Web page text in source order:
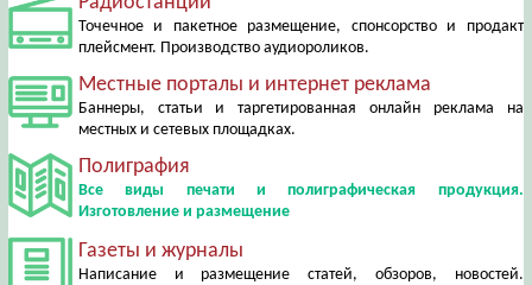
Точечное и пакетное размещение, спонсорство и продакт
плейсмент. Производство аудиороликов.
Местные порталы и интернет реклама
Баннеры, статьи и таргетированная онлайн реклама на
местных и сетевых площадках.
Полиграфия
Все виды печати и полиграфическая продукция.
Изготовление и размещение
Газеты и журналы
Написание и размещение статей, обзоров, новостей.